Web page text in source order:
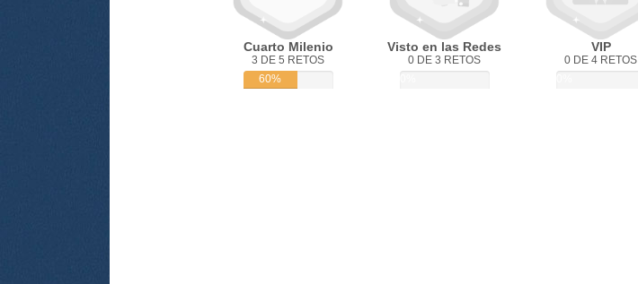
Cuarto Milenio
3 DE 5 RETOS
60%
Visto en las Redes
0 DE 3 RETOS
VIP
0 DE 4 RETOS